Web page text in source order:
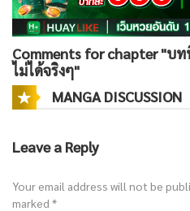
Comments for chapter "บท
ไม่ได้จริงๆ"
MANGA DISCUSSION
Leave a Reply
Your email address will not be
marked *